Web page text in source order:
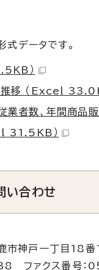
ータです。
）
移 （Excel
者数、年間商品
31.5KB）
い合わせ
神戸一丁目18番
ファクス番号